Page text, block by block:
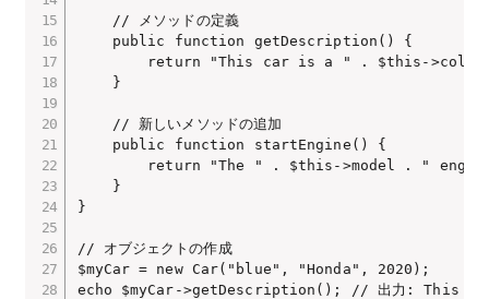
    // メソッドの定義
    public function getDescription() {
return "This car is a " . $this-
    }
    // 新しいメソッドの追加
    public function startEngine() {
return "The " . $this->model . "
    }
}
// オブジェクトの作成
$myCar = new Car("blue", "Honda", 2020);
echo $myCar->getDescription(); // 出力: This